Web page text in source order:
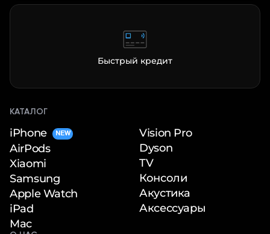
Быстрый кредит
КАТАЛОГ
iPhone NEW
AirPods
Xiaomi
Samsung
Apple Watch
iPad
Mac
Vision Pro
Dyson
TV
Консоли
Акустика
Аксессуары